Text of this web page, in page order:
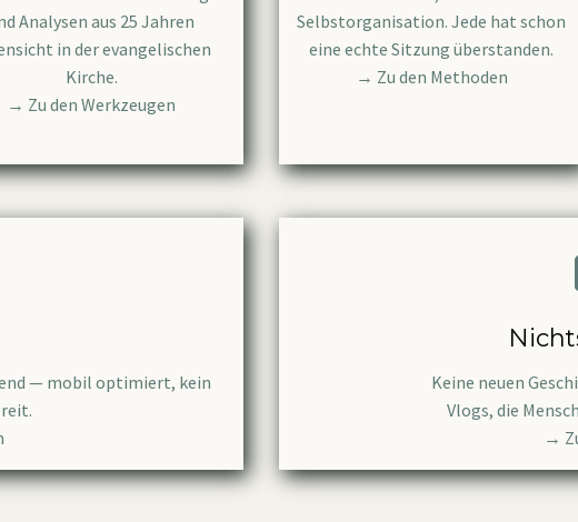
Analysen aus 25 Jahren
in der evangelischen
Kirche.
→ Zu den Werkzeugen
Selbstorganisation. Jede hat schon
eine echte Sitzung überstanden.
→ Zu den Methoden
— mobil optimiert, kein
Keine neuen
Vlogs, die
→